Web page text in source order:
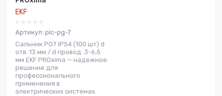
EKF
Артикул: plc-pg-7
Сальник PG7 IP54 (100 шт) d
отв. 13 мм / d провод. 3-6,5
мм EKF PROxima — надежное
решение для
профессионального
применения в
электрических системах.